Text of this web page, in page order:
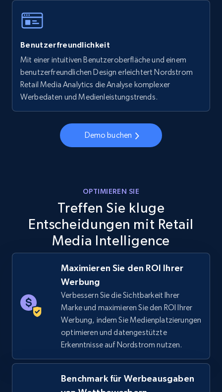
specific keywords
URL, Final price, Sku, Currency, Gtin,
Specifications, Image urls, Top reviews, and
more.
5.6K+ 875+ Jetzt anfangen
URL, Final price, Sku, Currency, Gtin,
5.6K+ 875+ Jetzt anfangen
TikTok Shop
URL, Title, Available, Description, Currency, Initial
price, Final price, Discount percent, and more.
668+ Jetzt anfangen
Benutzerfreundlichkeit
Mit einer intuitiven Benutzeroberfläche und einem
benutzerfreundlichen Design erleichtert Nordstrom
Retail Media Analytics die Analyse komplexer
Werbedaten und Medienleistungstrends.
Demo buchen
OPTIMIEREN SIE
Treffen Sie kluge
Entscheidungen mit Retail
Media Intelligence
Maximieren Sie den ROI Ihrer
Werbung
Verbessern Sie die Sichtbarkeit Ihrer
Marke und maximieren Sie den ROI Ihrer
Werbung, indem Sie Medienplatzierungen
optimieren und datengestützte
Erkenntnisse auf Nordstrom nutzen.
Benchmark für Werbeausgaben